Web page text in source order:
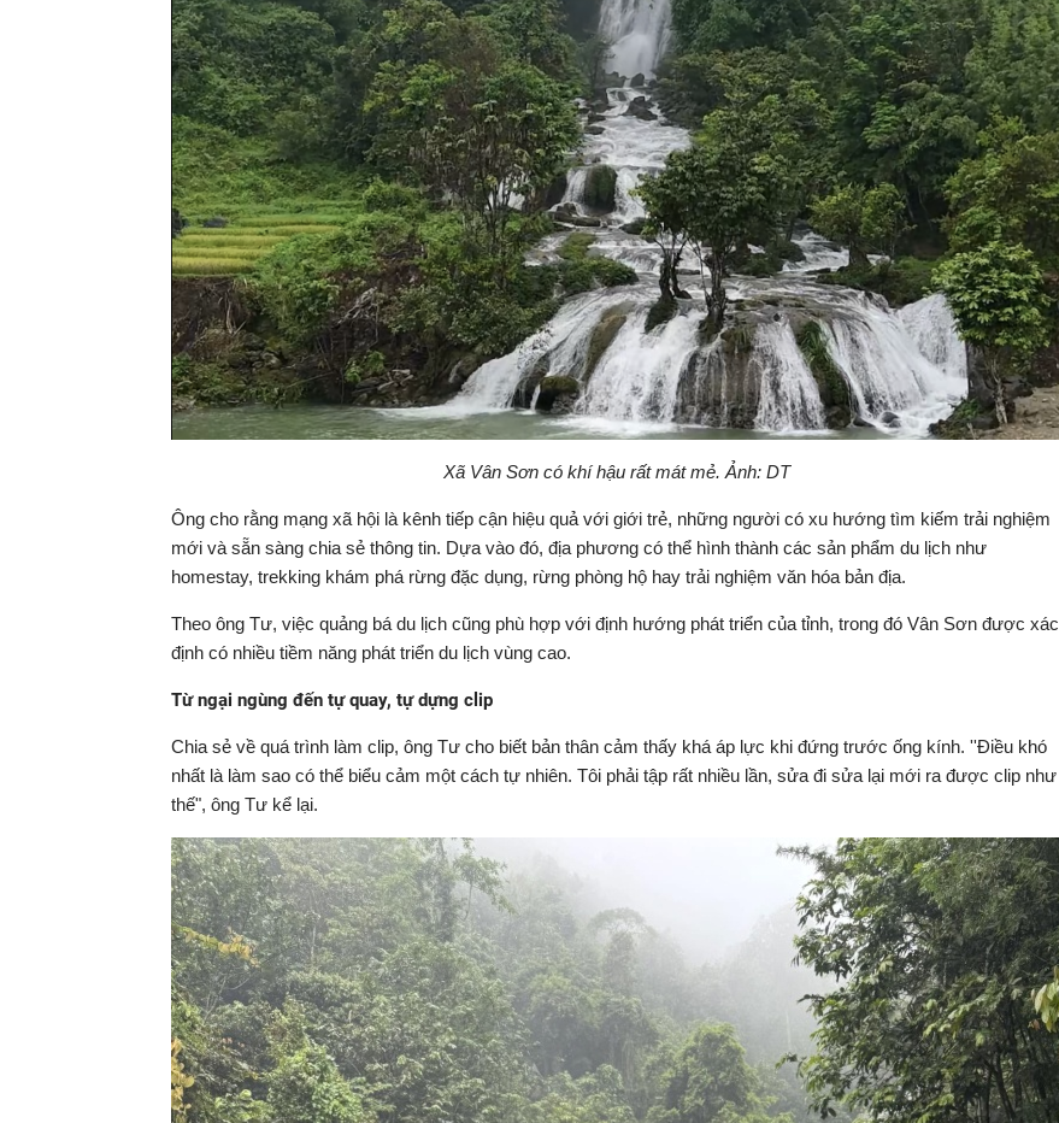
Xã Vân Sơn có khí hậu rất mát mẻ. Ảnh: DT
Ông cho rằng mạng xã hội là kênh tiếp cận hiệu quả với giới trẻ, những người có xu hướng tìm kiếm trải nghiệm
mới và sẵn sàng chia sẻ thông tin. Dựa vào đó, địa phương có thể hình thành các sản phẩm du lịch như
homestay, trekking khám phá rừng đặc dụng, rừng phòng hộ hay trải nghiệm văn hóa bản địa.
Theo ông Tư, việc quảng bá du lịch cũng phù hợp với định hướng phát triển của tỉnh, trong đó Vân Sơn được xác
định có nhiều tiềm năng phát triển du lịch vùng cao.
Từ ngại ngùng đến tự quay, tự dựng clip
Chia sẻ về quá trình làm clip, ông Tư cho biết bản thân cảm thấy khá áp lực khi đứng trước ống kính. ''Điều khó
nhất là làm sao có thể biểu cảm một cách tự nhiên. Tôi phải tập rất nhiều lần, sửa đi sửa lại mới ra được clip như
thế", ông Tư kể lại.